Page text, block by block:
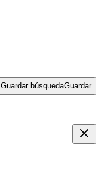
Guardar búsquedaGuardar